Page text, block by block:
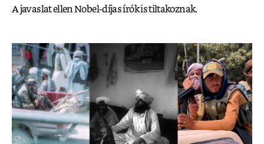
A javaslat ellen Nobel-díjas írók is tiltakoznak.